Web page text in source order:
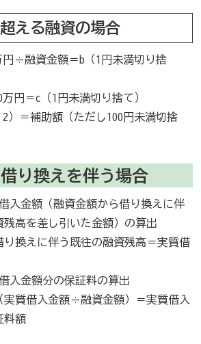
える融資の場合
÷融資金額＝b（1円未満切り捨
円＝c（1円未満切り捨て）
）＝補助額（ただし100円未満切捨
り換えを伴う場合
入金額（融資金額から借り換えに伴
残高を差し引いた金額）の算出
り換えに伴う既往の融資残高＝実質借
入金額分の保証料の算出
質借入金額÷融資金額）＝実質借入
料額